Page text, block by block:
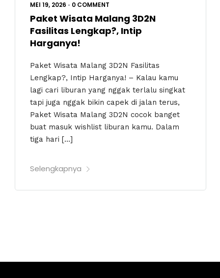
MEI 19, 2026 • 0 COMMENT
Paket Wisata Malang 3D2N
Fasilitas Lengkap?, Intip
Harganya!
Paket Wisata Malang 3D2N Fasilitas
Lengkap?, Intip Harganya! – Kalau kamu
lagi cari liburan yang nggak terlalu singkat
tapi juga nggak bikin capek di jalan terus,
Paket Wisata Malang 3D2N cocok banget
buat masuk wishlist liburan kamu. Dalam
tiga hari […]
Selengkapnya